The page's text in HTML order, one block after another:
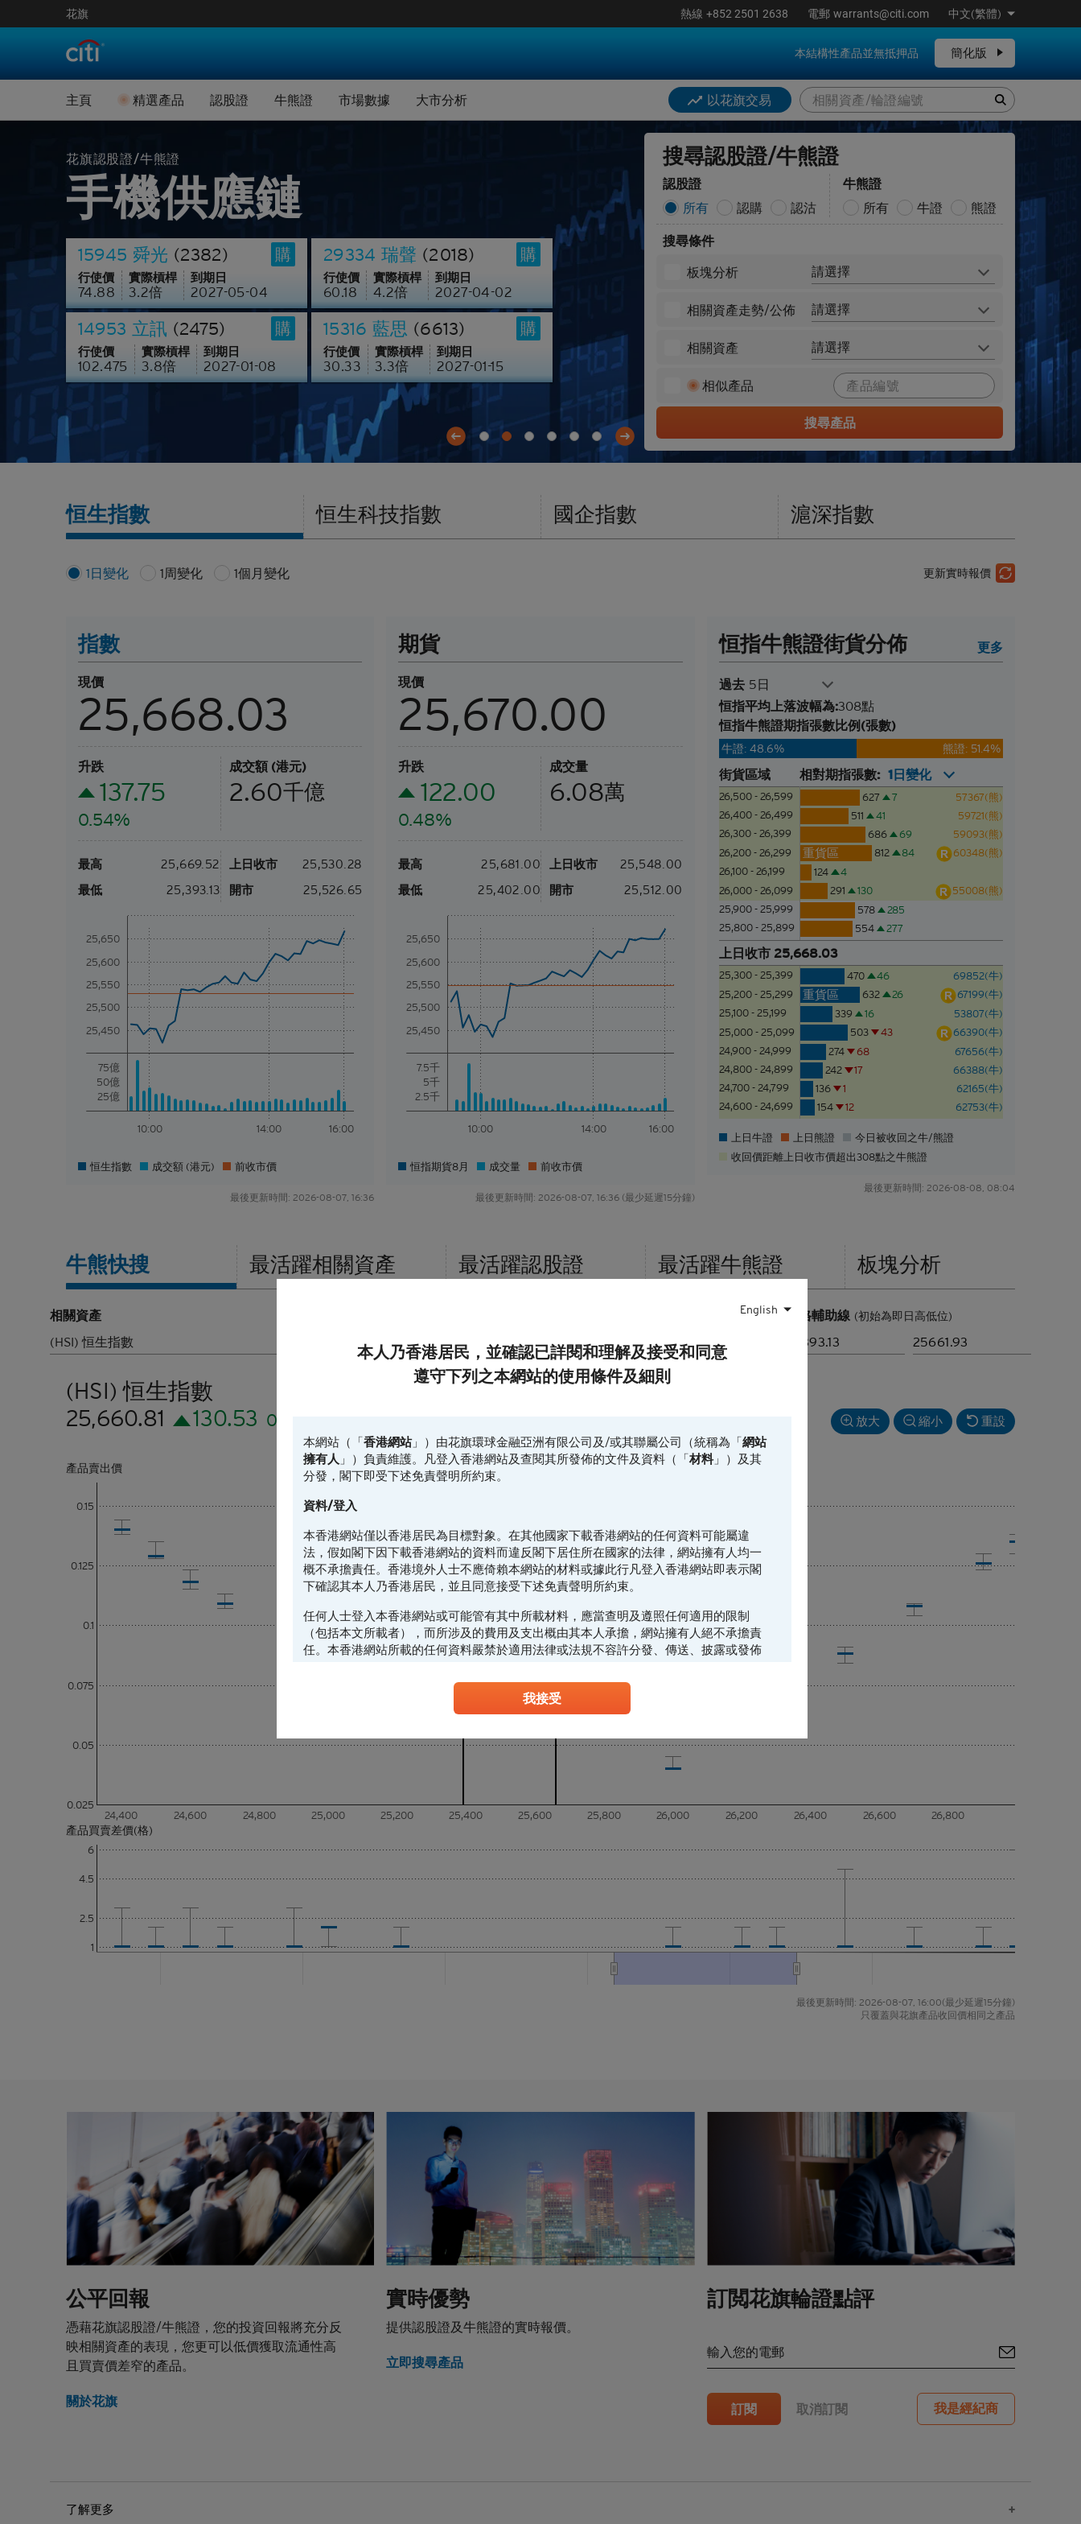
English
本人乃香港居民，並確認已詳閱和理解及接受和同意
遵守下列之本網站的使用條件及細則
本網站（「香港網站」）由花旗環球金融亞洲有限公司及/或其聯屬公司（統稱為「網站
擁有人 」）負責維護。凡登入香港網站及查閱其所發佈的文件及資料（「材料」）及其
分發，閣下即受下述免責聲明所約束。
資料/登入
本香港網站僅以香港居民為目標對象。在其他國家下載香港網站的任何資料可能屬違
法，假如閣下因下載香港網站的資料而違反閣下居住所在國家的法律，網站擁有人均一
概不承擔責任。香港境外人士不應倚賴本網站的材料或據此行凡登入香港網站即表示閣
下確認其本人乃香港居民，並且同意接受下述免責聲明所約束。
任何人士登入本香港網站或可能管有其中所載材料，應當查明及遵照任何適用的限制
（包括本文所載者），而所涉及的費用及支出概由其本人承擔，網站擁有人絕不承擔責
任。本香港網站所載的任何資料嚴禁於適用法律或法規不容許分發、傳送、披露或發佈
料不得帶進或傳送到美國或直接或間接在美國或向任何美籍人士（定義見1933年美國
《證券法》S規例）傳閱。為遵守適用的法律及法規，本香港網站的內容僅為香港居民而
設， 閣下不應在香港境外登入、瀏覽本香港網站及/或下載當中任何內容。
並非邀約/意見/建議
一部分的）要約、邀請、招攬、誘因、意見或建議。材料並不構成購買或出售結構性產
並無核證
材料的依據乃來自網站擁有人認為可靠的公開資料來源，然而，網站擁有人並無對材料
進行核實，因此，該等材料未必完整或準確。材料所載的見解、估計及其他資料可予更
改或撤回而不另行通知，網站擁有人並無責任對材料進行更新或補充。網站擁有人及/或
判定的假設及參數為依據。所採用的假設及參數絕非唯一可經合理挑選所得的選擇，因
此，並不保證有關的引述、披露或分析為準確、合理或完整，亦不表示或確保任何指示
性回報或表現會在將來實現。有關資料僅供參考之用，並不構成網站擁有人的投資意
見。
結構性產品的風險因素
結構性產品並無抵押品，如發行人無力償債或違約，閣下可能無法收回部份或甚至全部
應收款項
。如閣下投資結構性產品，所依賴的是發行人的信譽。結構性產品的價格可急
升或急跌，投資者或會蒙受全盤損失。結構性產品於二級市場的流通性亦是無法預測
載的任何見解、預測或估計構成資料登載當日的判斷，不能保證日後的業績或事件會與
當中的任何見解、預測或估計一致。 閣下應當慎防實際業績可能會與任何前瞻性陳述所
載者有重大差異。過往表現並非日後業績的指標。
可贖回牛熊證（「牛熊證」）設有強制贖回機制。在遵守基本上市文件（包括其任何增
回價/贖回水平時，牛熊證將自動終止。在該情況下，閣下將不會收到任何現金付款（如
我接受
即將到期認股證
認股證文件及公告
認股證通識學堂
精選新上市牛熊證
牛熊證到期結算價
牛熊證剩餘價值
牛熊證文件及公告
美國預託證券ADR
輪證對沖計算器
板塊熱力圖
收市競價變化價格計算器
花旗 熱線 +852 2501 2638 電郵 warrants@citi.com 中文(繁體)
本結構性產品並無抵押品 簡化版
主頁 精選產品 認股證
認股證引伸波幅數據
精選新上市認股證
即將到期認股證
認股證到期結算價
認股證文件及公告
認股證通識學堂
牛熊證
精選新上市牛熊證
即將到期牛熊證
牛熊證到期結算價
牛熊證剩餘價值
牛熊證文件及公告
市場數據
美國預託證券ADR
業績公佈日曆
港股通持倉比例
北水資金流
輪證對沖計算器
大市分析 以花旗交易
花旗認股證/牛熊證
手機供應鏈
15945 舜光 (2382) 購
行使價
74.88
實際槓桿
3.2倍
到期日
2027-05-04
29334 瑞聲 (2018) 購
行使價
60.18
實際槓桿
4.2倍
到期日
2027-04-02
14953 立訊 (2475) 購
行使價
102.475
實際槓桿
3.8倍
到期日
2027-01-08
15316 藍思 (6613) 購
行使價
30.33
實際槓桿
3.3倍
到期日
2027-01-15
Next
搜尋認股證/牛熊證
認股證
所有
認購 認沽
牛熊證
所有
牛證 熊證
搜尋條件
板塊分析 請選擇
相關資產走勢/公佈 請選擇
相關資產 請選擇
相似產品
搜尋產品
恒生指數 恒生科技指數 國企指數 滬深指數
1日變化 1周變化 1個月變化 更新實時報價
指數
現價
25,668.03
升跌
137.75
0.54%
成交額 (港元)
2.60千億
最高
25,669.52
最低
25,393.13
上日收市
25,530.28
開市
25,526.65
10:00 14:00 16:00
25,450
25,500
25,550
25,600
25,650
25億
50億
75億
恒生指數 成交額 (港元) 前收市價
最後更新時間: 2026-08-07, 16:36
期貨
現價
25,670.00
升跌
122.00
0.48%
成交量
6.08萬
最高
25,681.00
最低
25,402.00
上日收市
25,548.00
開市
25,512.00
10:00 14:00 16:00
25,450
25,500
25,550
25,600
25,650
2.5千
5千
7.5千
恒指期貨8月 成交量 前收市價
最後更新時間: 2026-08-07, 16:36 (最少延遲15分鐘)
恒指牛熊證街貨分佈 更多
過去 5日
恒指平均上落波幅為:308點
恒指牛熊證期指張數比例(張數)
牛證: 48.6% 熊證: 51.4%
街貨區域 相對期指張數: 1日變化
26,500 - 26,599 627 7
57367(熊)
26,400 - 26,499
511 41
59721(熊)
26,300 - 26,399
686 69
59093(熊)
26,200 - 26,299
重貨區 812 84
60348(熊)
26,100 - 26,199
124
4
26,000 - 26,099
291 130
55008(熊)
25,900 - 25,999
578
285
25,800 - 25,899
554 277
上日收市 25,668.03
25,300 - 25,399 470 46
69852(牛)
25,200 - 25,299
重貨區 632 26
67199(牛)
25,100 - 25,199
339 16
53807(牛)
25,000 - 25,099
503 43
66390(牛)
24,900 - 24,999
274 68
67656(牛)
24,800 - 24,899
242 17
66388(牛)
24,700 - 24,799
136 1
62165(牛)
24,600 - 24,699
154 12 62753(牛)
上日牛證 上日熊證
今日被收回之牛/熊證
收回價距離上日收市價超出308點之牛熊證
最後更新時間: 2026-08-08, 08:04
牛熊快搜 最活躍相關資產 最活躍認股證 最活躍牛熊證 板塊分析
相關資產
(HSI) 恒生指數
價格輔助線 (初始為即日高低位)
(HSI) 恒生指數
25,660.81
130.53 0.51% 放大 縮小 重設
25,000 26,000
24,400 24,600 24,800 25,200 25,400 25,600 25,800 26,200 26,400 26,600 26,800
0.025
0.05
0.075
0.1
0.125
0.15
現價: 25,660.81
1
2.5
4.5
6
產品賣出價
產品買賣差價(格)
最後更新時間: 2026-08-07, 16:00(最少延遲15分鐘)
只覆蓋與花旗產品收回價相同之產品
公平回報
憑藉花旗認股證/牛熊證，您的投資回報將充分反
映相關資產的表現，您更可以低價獲取流通性高
且買賣價差窄的產品。
關於花旗
實時優勢
提供認股證及牛熊證的實時報價。
立即搜尋產品
訂閲花旗輪證點評
輸入您的電郵
訂閱 取消訂閱 我是經紀商
了解更多